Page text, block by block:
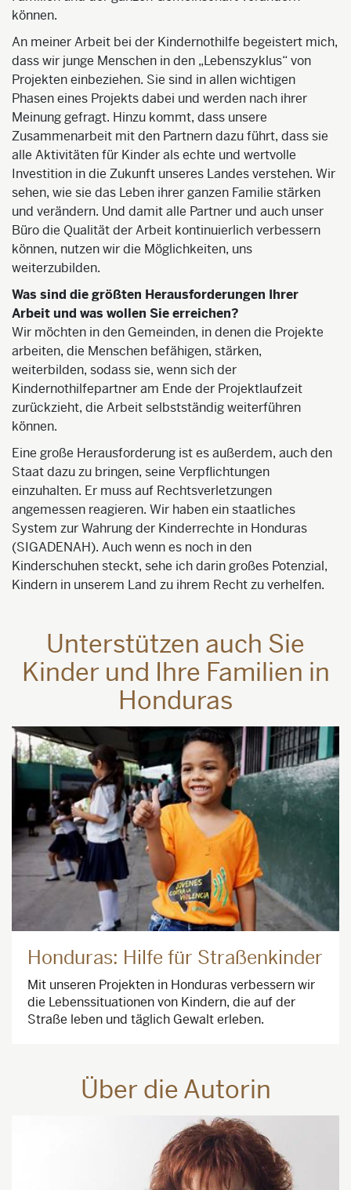
können.
An meiner Arbeit bei der Kindernothilfe begeistert mich,
dass wir junge Menschen in den „Lebenszyklus“ von
Projekten einbeziehen. Sie sind in allen wichtigen
Phasen eines Projekts dabei und werden nach ihrer
Meinung gefragt. Hinzu kommt, dass unsere
Zusammenarbeit mit den Partnern dazu führt, dass sie
alle Aktivitäten für Kinder als echte und wertvolle
Investition in die Zukunft unseres Landes verstehen. Wir
sehen, wie sie das Leben ihrer ganzen Familie stärken
und verändern. Und damit alle Partner und auch unser
Büro die Qualität der Arbeit kontinuierlich verbessern
können, nutzen wir die Möglichkeiten, uns
weiterzubilden.
Was sind die größten Herausforderungen Ihrer
Arbeit und was wollen Sie erreichen?
Wir möchten in den Gemeinden, in denen die Projekte
arbeiten, die Menschen befähigen, stärken,
weiterbilden, sodass sie, wenn sich der
Kindernothilfepartner am Ende der Projektlaufzeit
zurückzieht, die Arbeit selbstständig weiterführen
können.
Eine große Herausforderung ist es außerdem, auch den
Staat dazu zu bringen, seine Verpflichtungen
einzuhalten. Er muss auf Rechtsverletzungen
angemessen reagieren. Wir haben ein staatliches
System zur Wahrung der Kinderrechte in Honduras
(SIGADENAH). Auch wenn es noch in den
Kinderschuhen steckt, sehe ich darin großes Potenzial,
Kindern in unserem Land zu ihrem Recht zu verhelfen.
Unterstützen auch Sie
Kinder und Ihre Familien in
Honduras
Honduras: Hilfe für Straßenkinder
Mit unseren Projekten in Honduras verbessern wir
die Lebenssituationen von Kindern, die auf der
Straße leben und täglich Gewalt erleben.
Über die Autorin